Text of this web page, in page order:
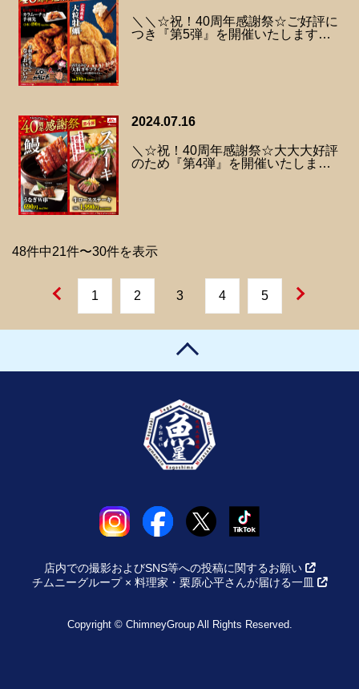
＼＼☆祝！40周年感謝祭☆ご好評に
つき『第5弾』を開催いたします…
2024.07.16
＼☆祝！40周年感謝祭☆大大大好評
のため『第4弾』を開催いたしま…
48件中21件〜30件を表示
1 2 3 4 5
店内での撮影およびSNS等への投稿に関するお願い
チムニーグループ × 料理家・栗原心平さんが届ける一皿
Copyright © ChimneyGroup All Rights Reserved.